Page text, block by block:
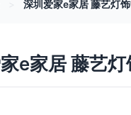
深圳爱家e家居 藤艺灯
e家居 藤艺